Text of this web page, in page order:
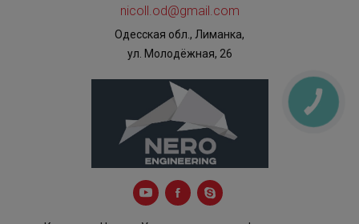
nicoll.od@gmail.com
Одесская обл., Лиманка,
ул. Молодёжная, 26
КНОПКА
ЗВ'ЯЗКУ